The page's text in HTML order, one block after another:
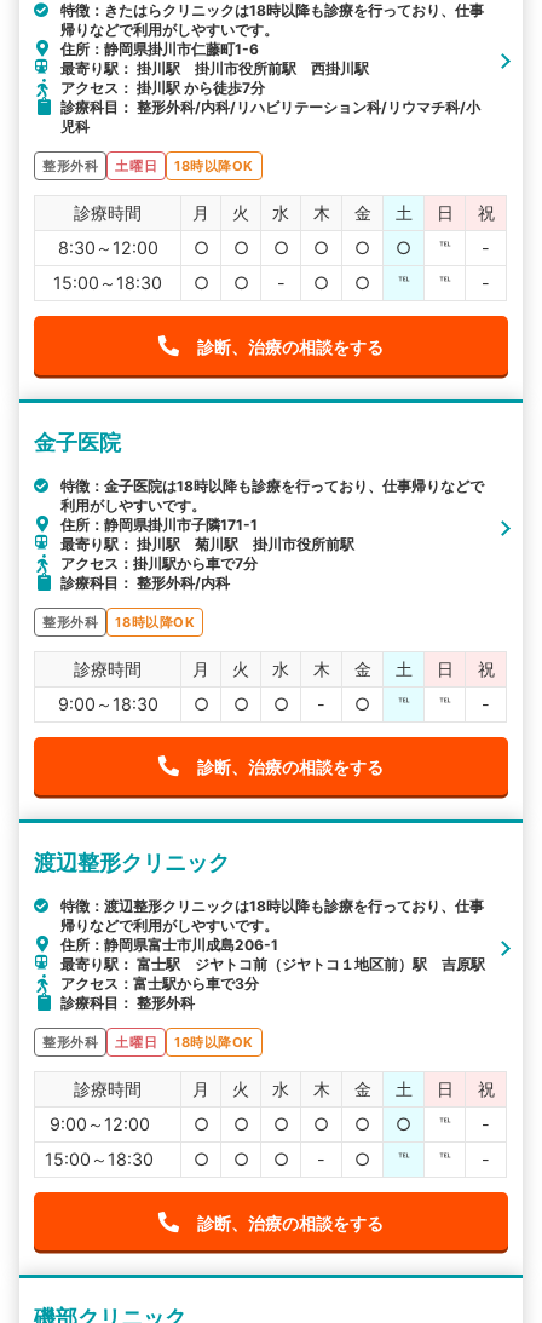
特徴：きたはらクリニックは18時以降も診療を行っており、仕事
帰りなどで利用がしやすいです。
住所：静岡県掛川市仁藤町1-6
最寄り駅： 掛川駅 掛川市役所前駅 西掛川駅
アクセス： 掛川駅 から徒歩7分
診療科目： 整形外科/内科/リハビリテーション科/リウマチ科/小
児科
整形外科 土曜日 18時以降OK
診療時間 月 火 水 木 金 土 日
祝
8:30～12:00
○ ○ ○ ○ ○ ○ ℡
-
15:00～18:30
○ ○ - ○ ○ ℡ ℡ -
診断、治療の相談をする
金子医院
特徴：金子医院は18時以降も診療を行っており、仕事帰りなどで
利用がしやすいです。
住所：静岡県掛川市子隣171-1
最寄り駅： 掛川駅 菊川駅 掛川市役所前駅
アクセス：掛川駅から車で7分
診療科目： 整形外科/内科
整形外科 18時以降OK
診療時間 月 火 水 木 金 土 日
祝
9:00～18:30
○ ○ ○ - ○ ℡ ℡ -
診断、治療の相談をする
渡辺整形クリニック
特徴：渡辺整形クリニックは18時以降も診療を行っており、仕事
帰りなどで利用がしやすいです。
住所：静岡県富士市川成島206-1
最寄り駅： 富士駅 ジヤトコ前（ジヤトコ１地区前）駅 吉原駅
アクセス：富士駅から車で3分
診療科目： 整形外科
整形外科 土曜日 18時以降OK
診療時間 月 火 水 木 金 土 日
祝
9:00～12:00
○ ○ ○ ○ ○ ○ ℡
-
15:00～18:30
○ ○ ○ - ○ ℡ ℡ -
診断、治療の相談をする
磯部クリニック